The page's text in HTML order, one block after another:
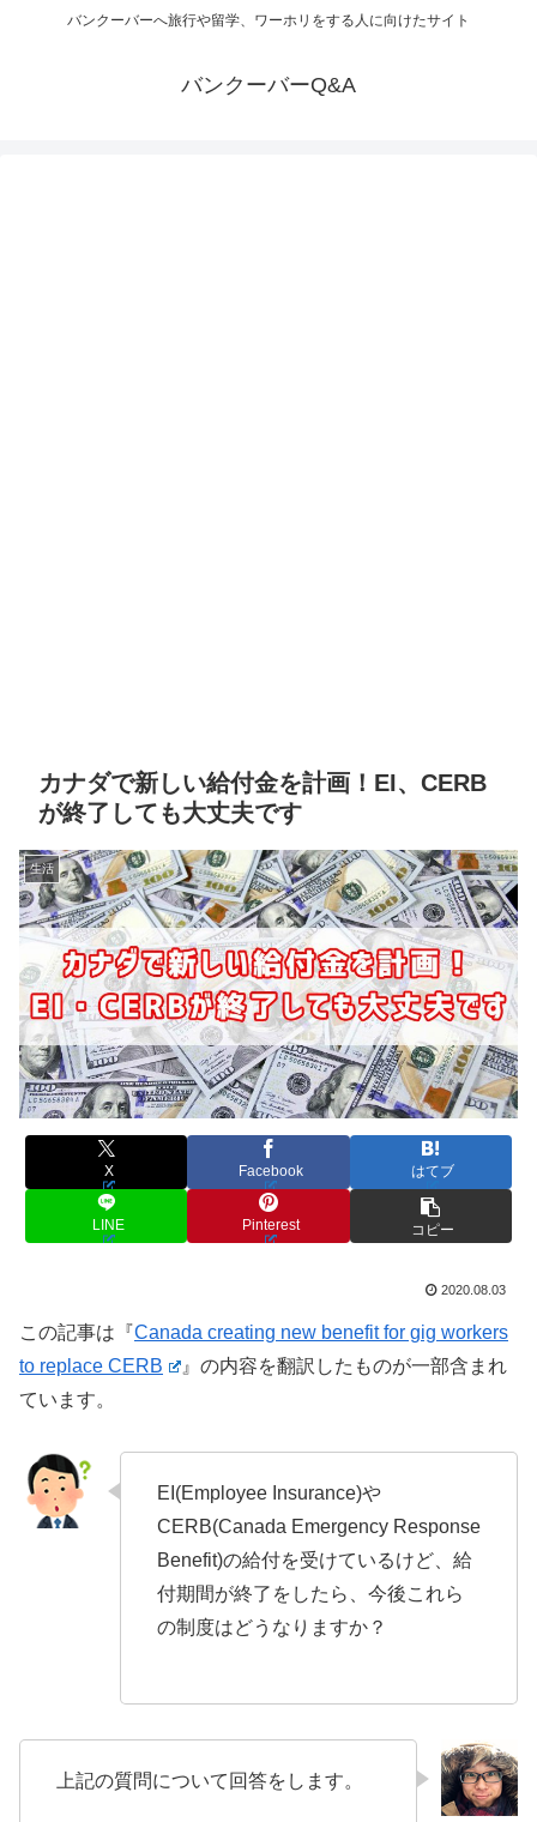
バンクーバーへ旅行や留学、ワーホリをする人に向けたサイト
バンクーバーQ&A
カナダで新しい給付金を計画！EI、CERB
が終了しても大丈夫です
生活
X Facebook はてブ
LINE Pinterest コピー
2020.08.03
この記事は『 Canada creating new benefit for gig workers
to replace CERB
』の内容を翻訳したものが一部含まれ
ています。
EI(Employee Insurance)や
CERB(Canada Emergency Response
Benefit)の給付を受けているけど、給
付期間が終了をしたら、今後これら
の制度はどうなりますか？
上記の質問について回答をします。